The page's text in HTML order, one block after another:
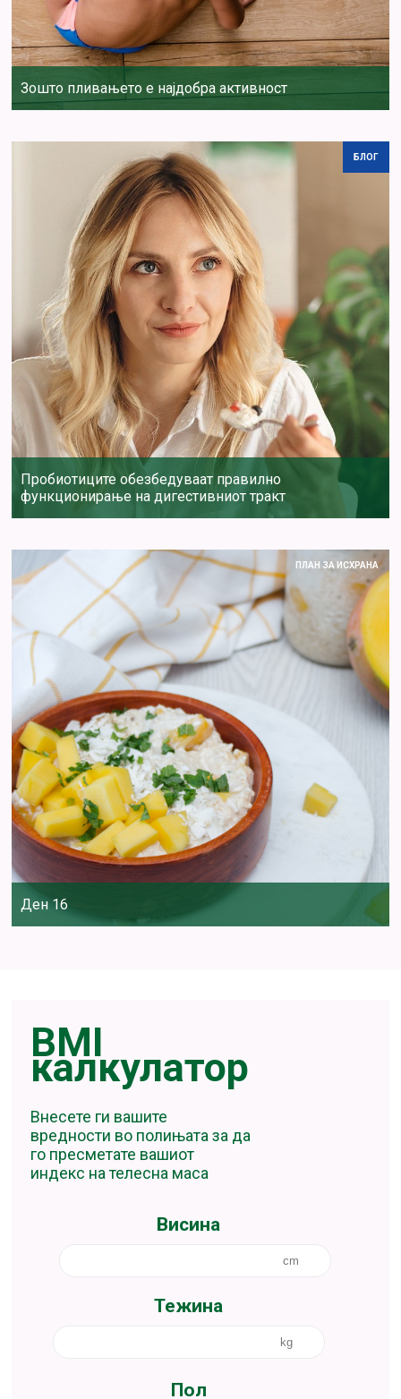
Зошто пливањето е најдобра активност
БЛОГ
Пробиотиците обезбедуваат правилно
функционирање на дигестивниот тракт
ПЛАН ЗА ИСХРАНА
Ден 16
BMI
калкулатор
Внесете ги вашите
вредности во полињата за да
го пресметате вашиот
индекс на телесна маса
Висина
Тежина
Пол